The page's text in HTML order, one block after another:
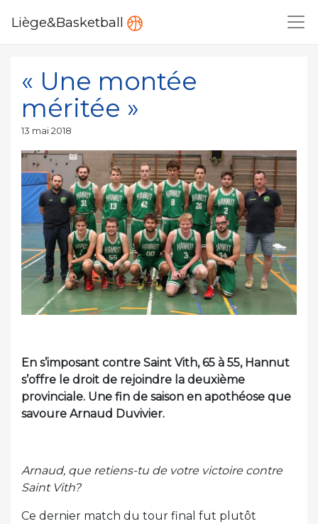
Liège&Basketball
« Une montée
méritée »
Publié
13 mai 2018
En s’imposant contre Saint Vith, 65 à 55, Hannut
s’offre le droit de rejoindre la deuxième
provinciale. Une fin de saison en apothéose que
savoure Arnaud Duvivier.
Arnaud, que retiens-tu de votre victoire contre
Saint Vith?
Ce dernier match du tour final fut plutôt